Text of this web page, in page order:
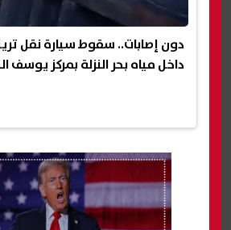
دون إصابات.. سقوط سيارة نقل
داخل مياه بحر النزلة بمركز يوسف